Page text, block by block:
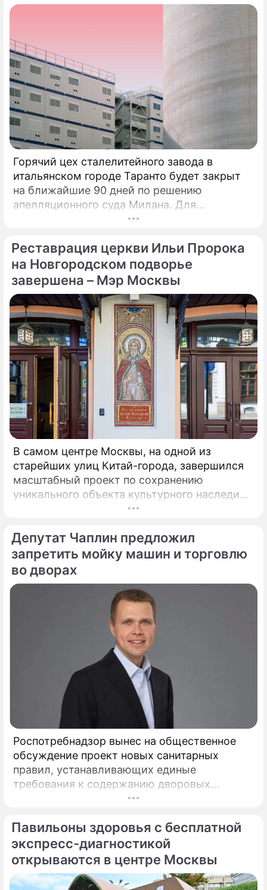
Горячий цех сталелитейного завода в
итальянском городе Таранто будет закрыт
на ближайшие 90 дней по решению
апелляционного суда Милана. Для
возобновления производства необходимо
конструкций и оборудования из цеха,
сообщает портал Eurometal.
Металлургический завод компании Acciaierie
d'Italia (ADI), ранее известной как Ilva
(Ильва), является крупнейшим на
территории Европы.
Реставрация церкви Ильи Пророка
на Новгородском подворье
завершена – Мэр Москвы
В самом центре Москвы, на одной из
старейших улиц Китай-города, завершился
масштабный проект по сохранению
уникального объекта культурного наследия –
Церкви Илии Пророка в Новгородском
архитектурной доминантой улицы Ильинки и
давший ей название, открывается для
прихожан и ценителей древнерусского
зодчества после шести лет беспрецедентно
сложных реставрационных работ.
Депутат Чаплин предложил
запретить мойку машин и торговлю
во дворах
Роспотребнадзор вынес на общественное
обсуждение проект новых санитарных
правил, устанавливающих единые
требования к содержанию дворовых
либо отсутствовали, либо трактовались по-
разному, пояснил депутат Госдумы,
председатель Союза дачников
Подмосковья» Никита Чаплин.
Павильоны здоровья с бесплатной
экспресс-диагностикой
открываются в центре Москвы